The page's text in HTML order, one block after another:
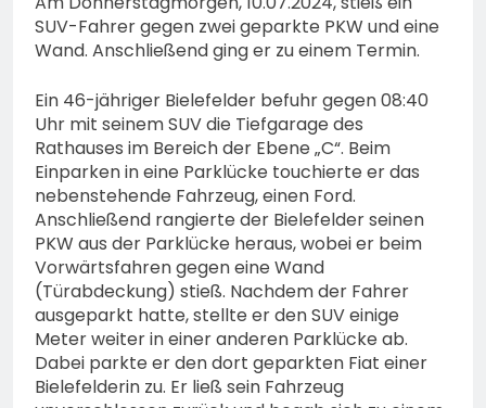
SUV-Fahrer gegen zwei geparkte PKW und eine
Wand. Anschließend ging er zu einem Termin.
Ein 46-jähriger Bielefelder befuhr gegen 08:40
Uhr mit seinem SUV die Tiefgarage des
Rathauses im Bereich der Ebene „C“. Beim
Einparken in eine Parklücke touchierte er das
nebenstehende Fahrzeug, einen Ford.
Anschließend rangierte der Bielefelder seinen
PKW aus der Parklücke heraus, wobei er beim
Vorwärtsfahren gegen eine Wand
(Türabdeckung) stieß. Nachdem der Fahrer
ausgeparkt hatte, stellte er den SUV einige
Meter weiter in einer anderen Parklücke ab.
Dabei parkte er den dort geparkten Fiat einer
Bielefelderin zu. Er ließ sein Fahrzeug